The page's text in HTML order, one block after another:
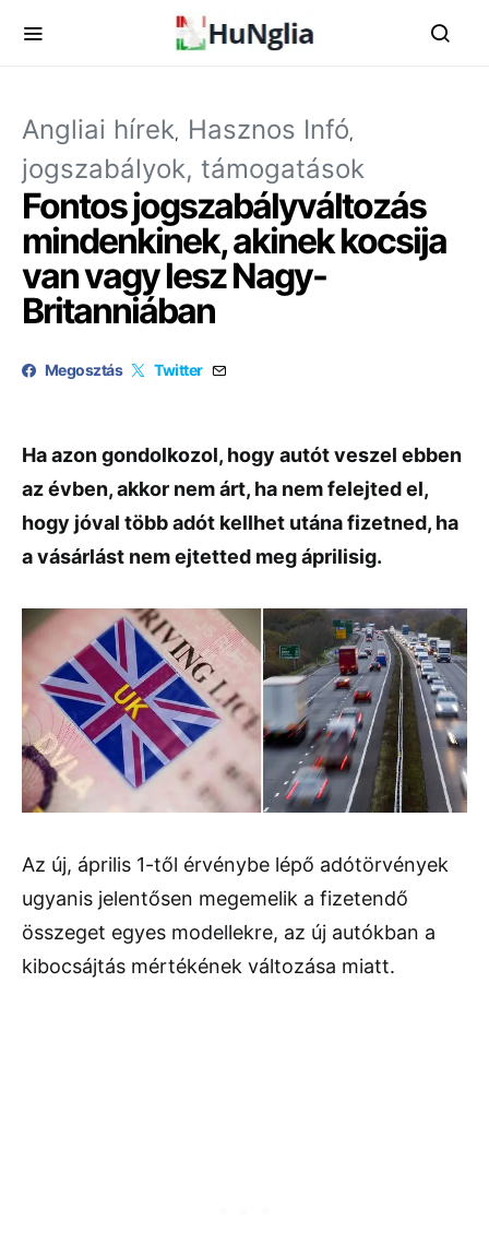
Angliai hírek Hasznos Infó
jogszabályok, támogatások
Fontos jogszabályváltozás
mindenkinek, akinek kocsija
van vagy lesz Nagy-
Britanniában
Megosztás Twitter
Ha azon gondolkozol, hogy autót veszel ebben
az évben, akkor nem árt, ha nem felejted el,
hogy jóval több adót kellhet utána fizetned, ha
a vásárlást nem ejtetted meg áprilisig.
Az új, április 1-től érvénybe lépő adótörvények
ugyanis jelentősen megemelik a fizetendő
összeget egyes modellekre, az új autókban a
kibocsájtás mértékének változása miatt.